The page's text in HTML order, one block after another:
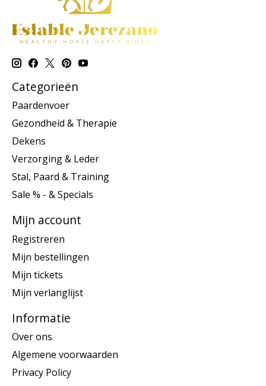
Categorieën
Paardenvoer
Gezondheid & Therapie
Dekens
Verzorging & Leder
Stal, Paard & Training
Sale % - & Specials
Mijn account
Registreren
Mijn bestellingen
Mijn tickets
Mijn verlanglijst
Informatie
Over ons
Algemene voorwaarden
Privacy Policy